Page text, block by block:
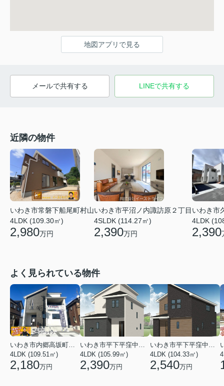
地図アプリで見る
メールで共有する LINEで共有する
近隣の物件
いわき市常磐下船尾町村山
4LDK (109.30㎡)
2,980万円
いわき市平沼ノ内諏訪原２丁目
4SLDK (114.27㎡)
2,390万円
いわき市
4LDK
2,390
よく見られている物件
いわき市内郷高坂町２丁目
4LDK (109.51㎡)
2,180万円
いわき市平下平窪中島町
4LDK (105.99㎡)
2,390万円
いわき市平下平窪中島町
4LDK (104.33㎡)
2,540万円